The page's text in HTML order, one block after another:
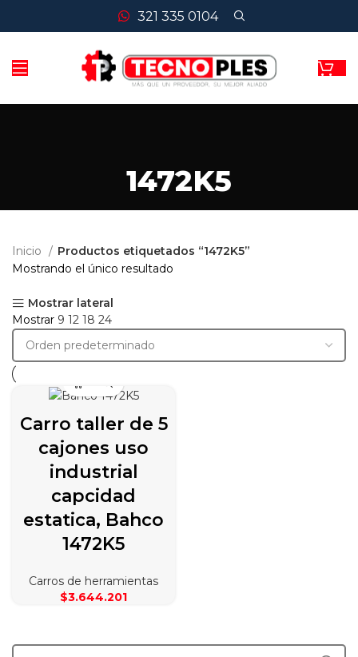
321 335 0104
1472K5
Inicio
Productos etiquetados “1472K5”
Mostrando el único resultado
Mostrar lateral
Mostrar 9 12 18 24
Carro taller de 5
cajones uso
industrial
capcidad
estatica, Bahco
1472K5
Carros de herramientas
$3.644.201